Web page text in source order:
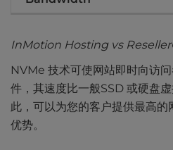
InMotion Hosting vs
NVMe 技术可使网站即时向访
件，其速度比一般SSD 或硬盘
此，可以为您的客户提供最高
优势。